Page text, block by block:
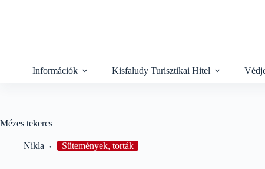
Információk Kisfaludy Turisztikai Hitel
Mézes tekercs
Nikla Sütemények, torták